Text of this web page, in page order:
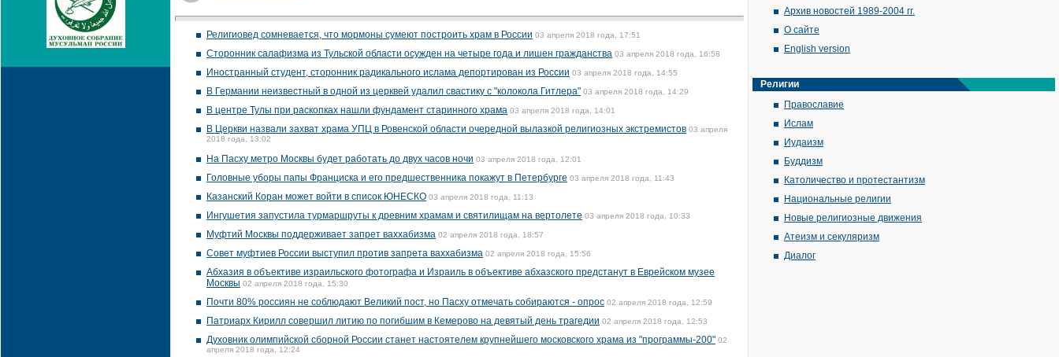
Религиовед сомневается, что мормоны сумеют построить храм в России 03 апреля 2018 года, 17:51
Сторонник салафизма из Тульской области осужден на четыре года и лишен гражданства 03 апреля 2018 года, 16:58
Иностранный студент, сторонник радикального ислама депортирован из России 03 апреля 2018 года, 14:55
В Германии неизвестный в одной из церквей удалил свастику с "колокола Гитлера" 03 апреля 2018 года, 14:29
В центре Тулы при раскопках нашли фундамент старинного храма 03 апреля 2018 года, 14:01
В Церкви назвали захват храма УПЦ в Ровенской области очередной вылазкой религиозных экстремистов 03 апреля
2018 года, 13:02
На Пасху метро Москвы будет работать до двух часов ночи 03 апреля 2018 года, 12:01
Головные уборы папы Франциска и его предшественника покажут в Петербурге 03 апреля 2018 года, 11:43
Казанский Коран может войти в список ЮНЕСКО 03 апреля 2018 года, 11:13
Ингушетия запустила турмаршруты к древним храмам и святилищам на вертолете 03 апреля 2018 года, 10:33
Муфтий Москвы поддерживает запрет ваххабизма 02 апреля 2018 года, 18:57
Совет муфтиев России выступил против запрета ваххабизма 02 апреля 2018 года, 15:56
Абхазия в объективе израильского фотографа и Израиль в объективе абхазского предстанут в Еврейском музее
Москвы 02 апреля 2018 года, 15:30
Почти 80% россиян не соблюдают Великий пост, но Пасху отмечать собираются - опрос 02 апреля 2018 года, 12:59
Патриарх Кирилл совершил литию по погибшим в Кемерово на девятый день трагедии 02 апреля 2018 года, 12:53
Духовник олимпийской сборной России станет настоятелем крупнейшего московского храма из "программы-200" 02
апреля 2018 года, 12:24
Архив новостей 1989-2004 гг.
О сайте
English version
Религии
Православие
Ислам
Иудаизм
Буддизм
Католичество и протестантизм
Национальные религии
Новые религиозные движения
Атеизм и секуляризм
Диалог